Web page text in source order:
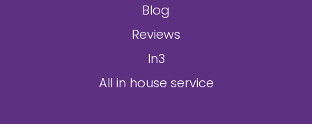
Blog
Reviews
In3
All in house service